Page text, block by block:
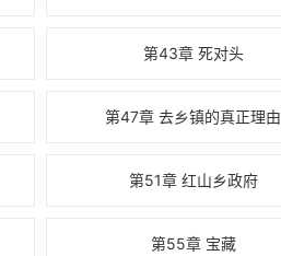
第43章 死对头
第47章 去乡镇的真正理由
第51章 红山乡政府
第55章 宝藏